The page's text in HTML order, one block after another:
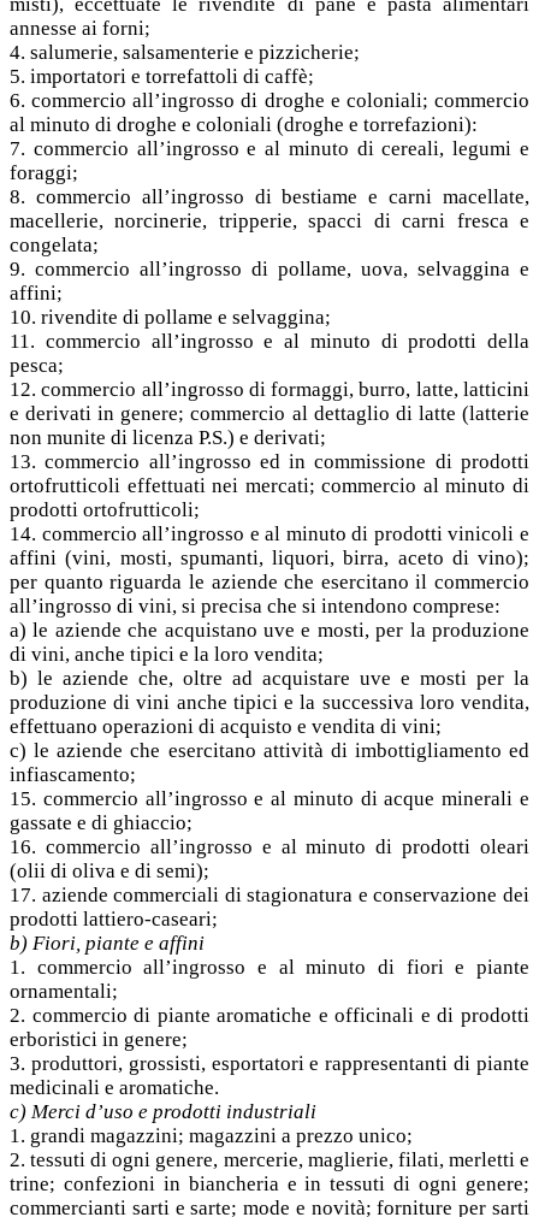
annesse ai forni;
4. salumerie, salsamenterie e pizzicherie;
5. importatori e torrefattoli di caffè;
6. commercio all’ingrosso di droghe e coloniali; commercio
al minuto di droghe e coloniali (droghe e torrefazioni):
7. commercio all’ingrosso e al minuto di cereali, legumi e
foraggi;
8. commercio all’ingrosso di bestiame e carni macellate,
macellerie, norcinerie, tripperie, spacci di carni fresca e
congelata;
9. commercio all’ingrosso di pollame, uova, selvaggina e
affini;
10. rivendite di pollame e selvaggina;
11. commercio all’ingrosso e al minuto di prodotti della
pesca;
12. commercio all’ingrosso di formaggi, burro, latte, latticini
e derivati in genere; commercio al dettaglio di latte (latterie
non munite di licenza P.S.) e derivati;
13. commercio all’ingrosso ed in commissione di prodotti
ortofrutticoli effettuati nei mercati; commercio al minuto di
prodotti ortofrutticoli;
14. commercio all’ingrosso e al minuto di prodotti vinicoli e
affini (vini, mosti, spumanti, liquori, birra, aceto di vino);
per quanto riguarda le aziende che esercitano il commercio
all’ingrosso di vini, si precisa che si intendono comprese:
a) le aziende che acquistano uve e mosti, per la produzione
di vini, anche tipici e la loro vendita;
b) le aziende che, oltre ad acquistare uve e mosti per la
produzione di vini anche tipici e la successiva loro vendita,
effettuano operazioni di acquisto e vendita di vini;
c) le aziende che esercitano attività di imbottigliamento ed
infiascamento;
15. commercio all’ingrosso e al minuto di acque minerali e
gassate e di ghiaccio;
16. commercio all’ingrosso e al minuto di prodotti oleari
(olii di oliva e di semi);
17. aziende commerciali di stagionatura e conservazione dei
prodotti lattiero-caseari;
b) Fiori, piante e affini
1. commercio all’ingrosso e al minuto di fiori e piante
ornamentali;
2. commercio di piante aromatiche e officinali e di prodotti
erboristici in genere;
3. produttori, grossisti, esportatori e rappresentanti di piante
medicinali e aromatiche.
c) Merci d’uso e prodotti industriali
1. grandi magazzini; magazzini a prezzo unico;
2. tessuti di ogni genere, mercerie, maglierie, filati, merletti e
trine; confezioni in biancheria e in tessuti di ogni genere;
commercianti sarti e sarte; mode e novità; forniture per sarti